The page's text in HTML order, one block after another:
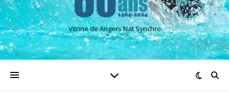
Vitrine de Angers Nat Synchro